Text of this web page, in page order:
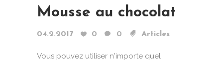
Mousse au chocolat
04.2.2017 0 0 Articles
Vous pouvez utiliser n'importe quel